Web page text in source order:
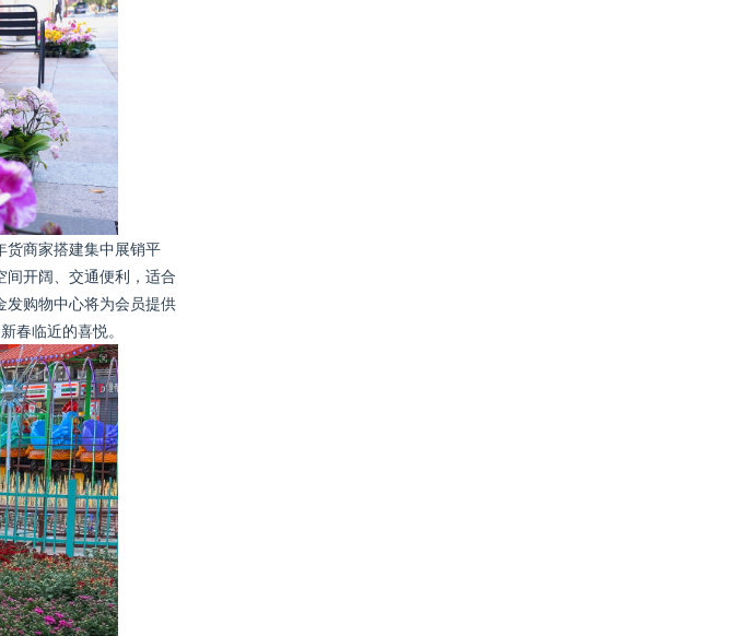
货商家搭建集中展销平
开阔、交通便利，适合
发购物中心将为会员提供
春临近的喜悦。